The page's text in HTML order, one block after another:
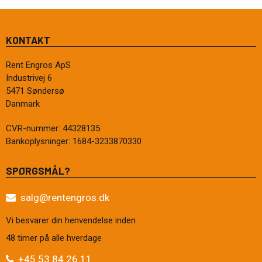
KONTAKT
Rent Engros ApS
Industrivej 6
5471 Søndersø
Danmark
CVR-nummer: 44328135
Bankoplysninger: 1684-3233870330
SPØRGSMÅL?
salg@rentengros.dk
Vi besvarer din henvendelse inden
48 timer på alle hverdage
+45 53 84 26 11